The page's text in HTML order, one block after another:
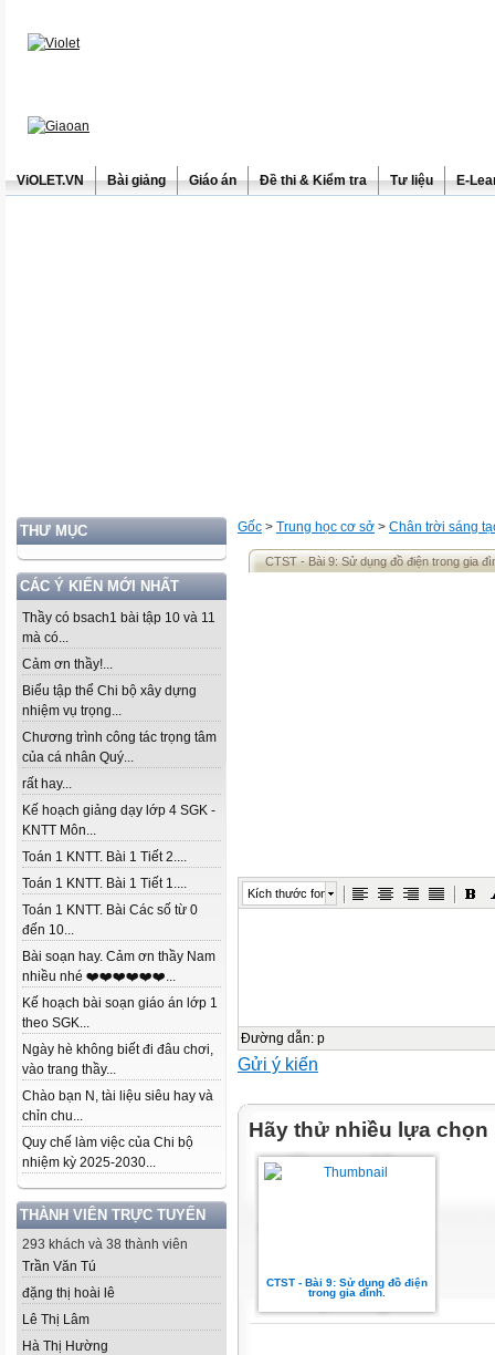
ViOLET.VN Bài giảng Giáo án Đề thi & Kiểm tra Tư liệu E-
THƯ MỤC
CÁC Ý KIẾN MỚI NHẤT
Thầy có bsach1 bài tập 10 và 11
mà có...
Cảm ơn thầy!...
Biểu tập thể Chi bộ xây dựng
nhiệm vụ trọng...
Chương trình công tác trọng tâm
của cá nhân Quý...
rất hay...
Kế hoạch giảng dạy lớp 4 SGK -
KNTT Môn...
Toán 1 KNTT. Bài 1 Tiết 2....
Toán 1 KNTT. Bài 1 Tiết 1....
Toán 1 KNTT. Bài Các số từ 0
đến 10...
Bài soạn hay. Cảm ơn thầy Nam
nhiều nhé ❤️❤️❤️❤️❤️❤️...
Kế hoạch bài soạn giáo án lớp 1
theo SGK...
Ngày hè không biết đi đâu chơi,
vào trang thầy...
Chào bạn N, tài liệu siêu hay và
chỉn chu...
Quy chế làm việc của Chi bộ
nhiệm kỳ 2025-2030...
THÀNH VIÊN TRỰC TUYẾN
293 khách và 38 thành viên
Trần Văn Tú
đặng thị hoài lê
Lê Thị Lâm
Hà Thị Hường
Gốc > Trung học cơ sở > Chân trời sáng
CTST - Bài 9: Sử dụng đồ điện trong gia
Kích thước font
Đường dẫn: p
Gửi ý kiến
Hãy thử nhiều lựa chọn
CTST - Bài 9: Sử dụng đồ điện
trong gia đình.